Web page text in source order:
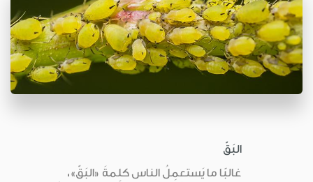
البَقّ
غالبًا ما يَستعمِلُ الناس كلمةَ «البَقّ»،